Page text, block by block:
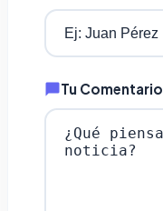
Tu Comentario